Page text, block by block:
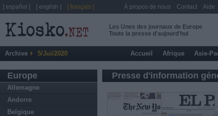
Les Unes des journaux de Europe
Toute la presse d'aujourd'hui
Archive 5/Jui/2020 Accueil Afrique Asie-
Europe
Allemagne
Andorre
Belgique
Presse d'information
[ español ] [ english ] [ français ] À propos de nous Contact Aide